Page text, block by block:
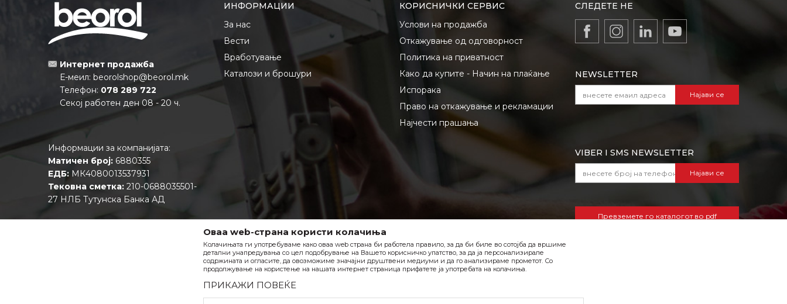
Интернет продажба
Е-меил: beorolshop@beorol.mk
Телефон: 078 289 722
Секој работен ден 08 - 20 ч.
Информации за компанијата:
Матичен број: 6880355
ЕДБ: МК4080013537931
Тековна сметка: 210-0688035501-
27 НЛБ Тутунска Банка АД
ИНФОРМАЦИИ
За нас
Вести
Вработување
Каталози и брошури
КОРИСНИЧКИ СЕРВИС
Услови на продажба
Откажување од одговорност
Политика на приватност
Како да купите - Начин на плаќање
Испорака
Право на откажување и рекламации
Најчести прашања
СЛЕДЕТЕ НЕ
NEWSLETTER
Најави се
VIBER I SMS NEWSLETTER
Најави се
Превземете го каталогот во pdf
Оваа web-страна користи колачиња
Колачињата ги употребуваме како оваа web страна би работела правило, за да би биле во сотојба да вршиме
детални унапредувања со цел подобрување на Вашето корисничко упатство, за да ја персонализирале
содржината и огласите, да овозможиме значајни друштвени медиуми и да го анализираме прометот. Со
продолжување на користење на нашата интернет страница прифатете ја употребата на колачиња.
ПРИКАЖИ ПОВЕЌЕ